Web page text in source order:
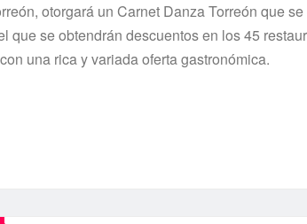
otorgará un Carnet Danza Torreón que
que se obtendrán descuentos en los 45
una rica y variada oferta gastronómica.